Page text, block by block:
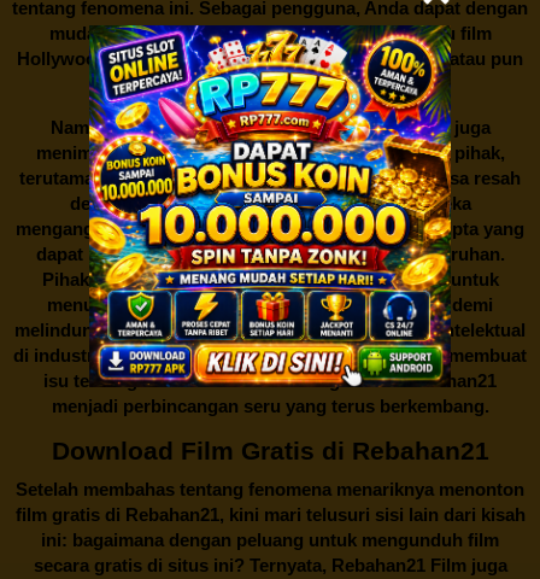
tentang fenomena ini. Sebagai pengguna, Anda dapat dengan
mudah mencari film yang ingin ditonton, baik itu film
Hollywood terbaru, drama Korea yang sedang hits, atau pun
produksi film lokal dengan kualitas terbaik.
Namun, seperti halnya cerita manis,Rebahan21juga
menimbulkan kontroversi di industri film. Banyak pihak,
terutama produsen film dan pemilik hak cipta, merasa resah
dengan maraknya situs-situs seperti ini. Mereka
menganggapnya sebagai bentuk pelanggaran hak cipta yang
dapat merugikan industri perfilman secara keseluruhan.
Pihak berwenang pun turut terlibat dalam upaya untuk
menutup situs-situs ilegal semacam Rebahan21 demi
melindungi keberlangsungan bisnis dan kekayaan intelektual
di industri hiburan. Konflik kepentingan inilah yang membuat
isu tentang menonton film secara gratis diRebahan21
menjadi perbincangan seru yang terus berkembang.
Download Film Gratis di Rebahan21
Setelah membahas tentang fenomena menariknya menonton
film gratis di Rebahan21, kini mari telusuri sisi lain dari kisah
ini: bagaimana dengan peluang untuk mengunduh film
secara gratis di situs ini? Ternyata, Rebahan21 Film juga